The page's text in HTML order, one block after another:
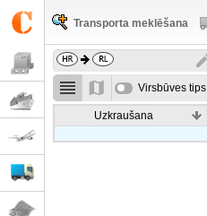
Transporta meklēšana
Virsbūves tips
Uzkraušana